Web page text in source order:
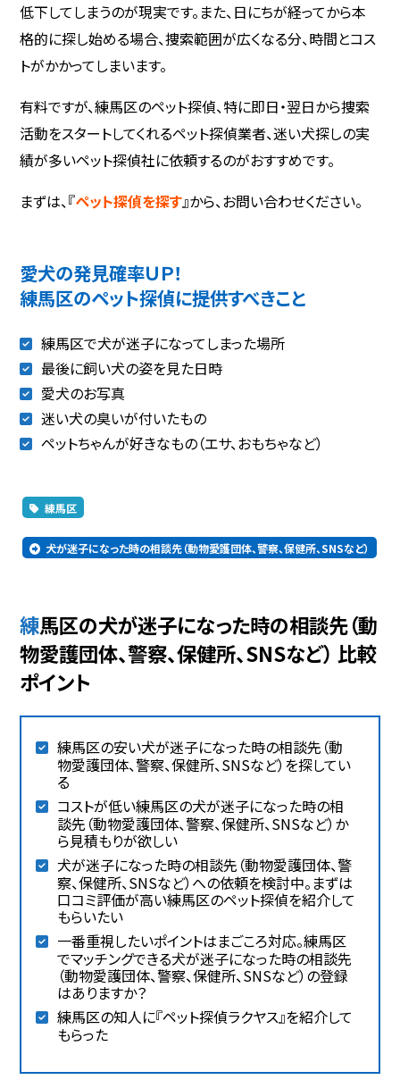
低下してしまうのが現実です。また、日にちが経ってから本
格的に探し始める場合、捜索範囲が広くなる分、時間とコス
トがかかってしまいます。
有料ですが、練馬区のペット探偵、特に即日・翌日から捜索
活動をスタートしてくれるペット探偵業者、迷い犬探しの実
績が多いペット探偵社に依頼するのがおすすめです。
まずは、『ペット探偵を探す』から、お問い合わせください。
愛犬の発見確率ＵＰ！
練馬区のペット探偵に提供すべきこと
練馬区で犬が迷子になってしまった場所
最後に飼い犬の姿を見た日時
愛犬のお写真
迷い犬の臭いが付いたもの
ペットちゃんが好きなもの（エサ、おもちゃなど）
練馬区
犬が迷子になった時の相談先（動物愛護団体、警察、保健所、SNSなど）
練馬区の犬が迷子になった時の相談先（動
物愛護団体、警察、保健所、SNSなど） 比較
ポイント
練馬区の安い犬が迷子になった時の相談先（動
物愛護団体、警察、保健所、SNSなど）を探してい
る
コストが低い練馬区の犬が迷子になった時の相
談先（動物愛護団体、警察、保健所、SNSなど）か
ら見積もりが欲しい
犬が迷子になった時の相談先（動物愛護団体、警
察、保健所、SNSなど）への依頼を検討中。まずは
口コミ評価が高い練馬区のペット探偵を紹介して
もらいたい
一番重視したいポイントはまごころ対応。練馬区
でマッチングできる犬が迷子になった時の相談先
（動物愛護団体、警察、保健所、SNSなど）の登録
はありますか？
練馬区の知人に『ペット探偵ラクヤス』を紹介して
もらった